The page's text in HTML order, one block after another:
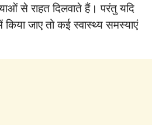
से राहत दिलवाते हैं। परंतु यदि
किया जाए तो कई स्वास्थ्य समस्याएं